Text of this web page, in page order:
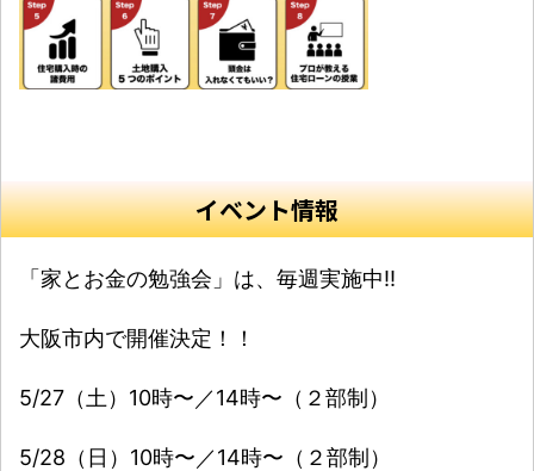
イベント情報
「家とお金の勉強会」は、毎週実施中‼️
大阪市内で開催決定！！
5/27（土）10時〜／14時〜（２部制）
5/28（日）10時〜／14時〜（２部制）